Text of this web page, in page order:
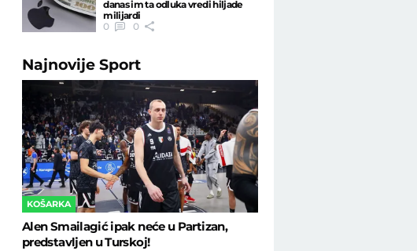
danas im ta odluka vredi hiljade
milijardi
0
0
NajnovijeSport
KOŠARKA
Alen Smailagić ipak neće u Partizan,
predstavljen u Turskoj!